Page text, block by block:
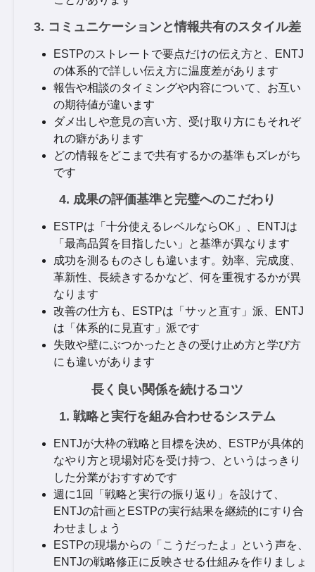
3. コミュニケーションと情報共有のスタイル差
ESTPのストレートで要点だけの伝え方と、ENTJ
の体系的で詳しい伝え方に温度差があります
報告や相談のタイミングや内容について、お互い
の期待値が違います
ダメ出しや意見の言い方、受け取り方にもそれぞ
れの癖があります
どの情報をどこまで共有するかの基準もズレがち
です
4. 成果の評価基準と完璧へのこだわり
ESTPは「十分使えるレベルならOK」、ENTJは
「最高品質を目指したい」と基準が異なります
成功を測るものさしも違います。効率、完成度、
革新性、長続きするかなど、何を重視するかが異
なります
改善の仕方も、ESTPは「サッと直す」派、ENTJ
は「体系的に見直す」派です
失敗や壁にぶつかったときの受け止め方と学び方
にも違いがあります
長く良い関係を続けるコツ
1. 戦略と実行を組み合わせるシステム
ENTJが大枠の戦略と目標を決め、ESTPが具体的
なやり方と現場対応を受け持つ、というはっきり
した分業がおすすめです
週に1回「戦略と実行の振り返り」を設けて、
ENTJの計画とESTPの実行結果を継続的にすり合
わせましょう
ESTPの現場からの「こうだったよ」という声を、
ENTJの戦略修正に反映させる仕組みを作りましょ